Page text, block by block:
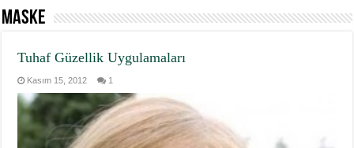
maske
Tuhaf Güzellik Uygulamaları
Kasım 15, 2012 1